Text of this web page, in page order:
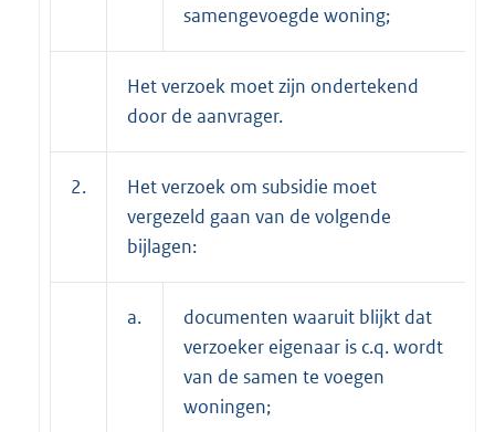
samengevoegde woning;
Het verzoek moet zijn ondertekend
door de aanvrager.
2.
Het verzoek om subsidie moet
vergezeld gaan van de volgende
bijlagen:
a.
documenten waaruit blijkt dat
verzoeker eigenaar is c.q. wordt
van de samen te voegen
woningen;